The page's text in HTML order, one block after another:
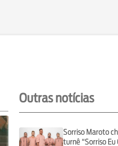
Outras notícias
Sorriso Maroto
turnê “Sorriso Eu